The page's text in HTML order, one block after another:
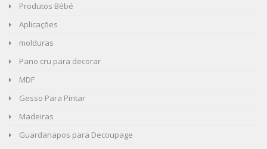
Produtos Bébé
Aplicações
molduras
Pano cru para decorar
MDF
Gesso Para Pintar
Madeiras
Guardanapos para Decoupage